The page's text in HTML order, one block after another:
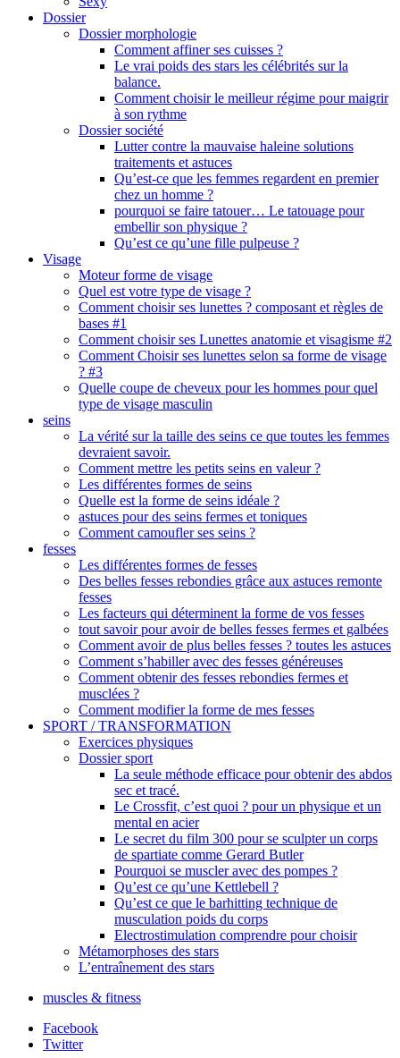
Dossier
Dossier morphologie
Comment affiner ses cuisses ?
Le vrai poids des stars les célébrités sur la
balance.
Comment choisir le meilleur régime pour maigrir
à son rythme
Dossier société
Lutter contre la mauvaise haleine solutions
traitements et astuces
Qu’est-ce que les femmes regardent en premier
chez un homme ?
pourquoi se faire tatouer… Le tatouage pour
embellir son physique ?
Qu’est ce qu’une fille pulpeuse ?
Visage
Moteur forme de visage
Quel est votre type de visage ?
Comment choisir ses lunettes ? composant et règles de
bases #1
Comment choisir ses Lunettes anatomie et visagisme #2
Comment Choisir ses lunettes selon sa forme de visage
? #3
Quelle coupe de cheveux pour les hommes pour quel
type de visage masculin
seins
La vérité sur la taille des seins ce que toutes les femmes
devraient savoir.
Comment mettre les petits seins en valeur ?
Les différentes formes de seins
Quelle est la forme de seins idéale ?
astuces pour des seins fermes et toniques
Comment camoufler ses seins ?
fesses
Les différentes formes de fesses
Des belles fesses rebondies grâce aux astuces remonte
fesses
Les facteurs qui déterminent la forme de vos fesses
tout savoir pour avoir de belles fesses fermes et galbées
Comment avoir de plus belles fesses ? toutes les astuces
Comment s’habiller avec des fesses généreuses
Comment obtenir des fesses rebondies fermes et
musclées ?
Comment modifier la forme de mes fesses
SPORT / TRANSFORMATION
Exercices physiques
Dossier sport
La seule méthode efficace pour obtenir des abdos
sec et tracé.
Le Crossfit, c’est quoi ? pour un physique et un
mental en acier
Le secret du film 300 pour se sculpter un corps
de spartiate comme Gerard Butler
Pourquoi se muscler avec des pompes ?
Qu’est ce qu’une Kettlebell ?
Qu’est ce que le barhitting technique de
musculation poids du corps
Electrostimulation comprendre pour choisir
Métamorphoses des stars
L’entraînement des stars
muscles & fitness
Facebook
Twitter